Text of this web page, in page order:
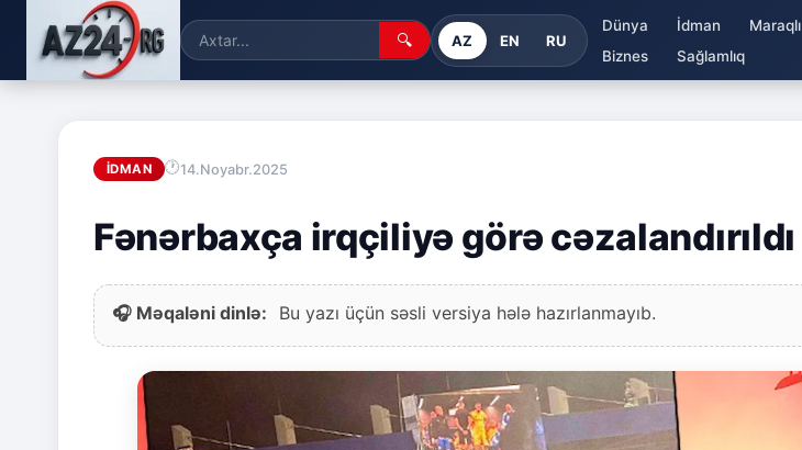
🔍 AZ EN RU
Dünya İdman Maraqlı
Biznes
Sağlamlıq
İDMAN 14.Noyabr.2025
Fənərbaxça irqçiliyə görə cəzalandırıldı
🎧 Məqaləni dinlə: Bu yazı üçün səsli versiya hələ hazırlanmayıb.